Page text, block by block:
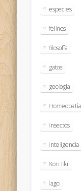
especies
felinos
filosofía
gatos
geologia
Homeopatía
insectos
inteligencia
Kon tiki
lago